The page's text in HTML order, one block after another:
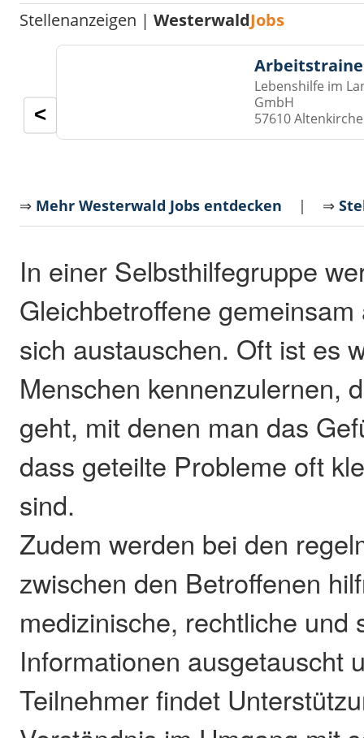
Stellenanzeigen |WesterwaldJobs
Lebenshilfe im
GmbH
57610
<
⇒ Mehr Westerwald Jobs entdecken | ⇒
In einer Selbsthilfegruppe
Gleichbetroffene
sich austauschen. Oft ist es
Menschen kennenzulernen,
geht, mit denen man das
dass geteilte Probleme oft
sind.
Zudem werden bei den
zwischen den Betroffenen
medizinische, rechtliche und
Informationen ausgetauscht
Teilnehmer findet